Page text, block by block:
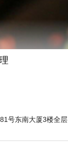
号东南大厦3楼全层